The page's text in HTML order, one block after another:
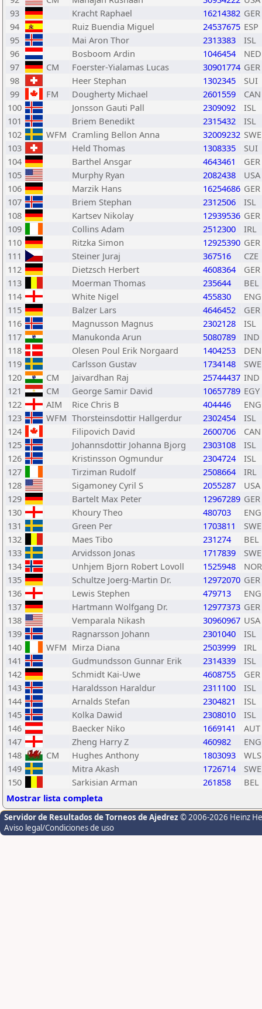
93
Kracht Raphael 16214382 GER
94
Ruiz Buendia Miguel 24537675 ESP
95
Mai Aron Thor 2313383
ISL
96
Bosboom Ardin 1046454
NED
97
CM Foerster-Yialamas Lucas 30901774 GER
98
Heer Stephan 1302345
SUI
99
FM Dougherty Michael 2601559
CAN
100
Jonsson Gauti Pall 2309092
ISL
101
Briem Benedikt 2315432
ISL
102
WFM Cramling Bellon Anna 32009232 SWE
103
Held Thomas 1308335
SUI
104
Barthel Ansgar 4643461
GER
105
Murphy Ryan 2082438
USA
106
Marzik Hans 16254686 GER
107
Briem Stephan 2312506
ISL
108
Kartsev Nikolay 12939536 GER
109
Collins Adam 2512300
IRL
110
Ritzka Simon 12925390 GER
111
Steiner Juraj 367516
CZE
112
Dietzsch Herbert 4608364
GER
113
Moerman Thomas 235644
BEL
114
White Nigel 455830
ENG
115
Balzer Lars 4646452
GER
116
Magnusson Magnus 2302128
ISL
117
Manukonda Arun 5080789
IND
118
Olesen Poul Erik Norgaard 1404253
DEN
119
Carlsson Gustav 1734148
SWE
120
CM Jaivardhan Raj 25744437 IND
121
CM George Samir David 10657789 EGY
122
AIM Rice Chris B 404446
ENG
123
WFM Thorsteinsdottir Hallgerdur 2302454
ISL
124
Filipovich David 2600706
CAN
125
Johannsdottir Johanna Bjorg 2303108
ISL
126
Kristinsson Ogmundur 2304724
ISL
127
Tirziman Rudolf 2508664
IRL
128
Sigamoney Cyril S 2055287
USA
129
Bartelt Max Peter 12967289 GER
130
Khoury Theo 480703
ENG
131
Green Per 1703811
SWE
132
Maes Tibo 231274
BEL
133
Arvidsson Jonas 1717839
SWE
134
Unhjem Bjorn Robert Lovoll 1525948
NOR
135
Schultze Joerg-Martin Dr. 12972070 GER
136
Lewis Stephen 479713
ENG
137
Hartmann Wolfgang Dr. 12977373 GER
138
Vemparala Nikash 30960967 USA
139
Ragnarsson Johann 2301040
ISL
140
WFM Mirza Diana 2503999
IRL
141
Gudmundsson Gunnar Erik 2314339
ISL
142
Schmidt Kai-Uwe 4608755
GER
143
Haraldsson Haraldur 2311100
ISL
144
Arnalds Stefan 2304821
ISL
145
Kolka Dawid 2308010
ISL
146
Baecker Niko 1669141
AUT
147
Zheng Harry Z 460982
ENG
148
CM Hughes Anthony 1803093
WLS
149
Mitra Akash 1726714
SWE
150
Sarkisian Arman 261858
BEL
Mostrar lista completa
Servidor de Resultados de Torneos de Ajedrez © 2006-2026 Heinz
Aviso legal/Condiciones de uso